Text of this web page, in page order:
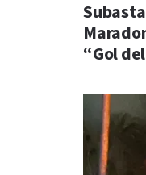
“Gol